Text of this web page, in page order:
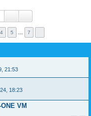
4 5 7
21:53
18:23
VM